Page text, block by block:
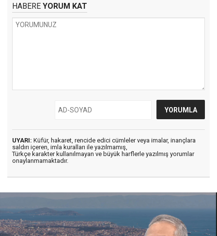
HABERE YORUM KAT
UYARI: Küfür, hakaret, rencide edici cümleler veya imalar, inançlara
saldırı içeren, imla kuralları ile yazılmamış,
Türkçe karakter kullanılmayan ve büyük harflerle yazılmış yorumlar
onaylanmamaktadır.